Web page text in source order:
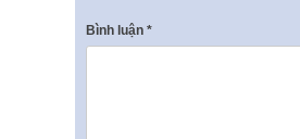
Bình luận *